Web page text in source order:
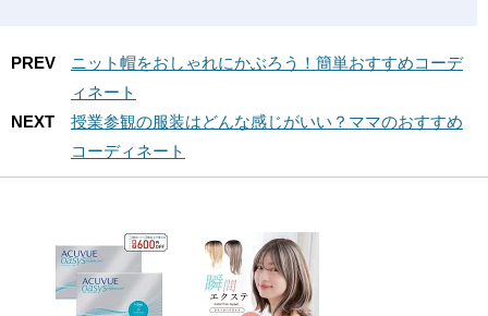
PREV
ニット帽をおしゃれにかぶろう！簡単おすすめコーデ
ィネート
NEXT
授業参観の服装はどんな感じがいい？ママのおすすめ
コーディネート